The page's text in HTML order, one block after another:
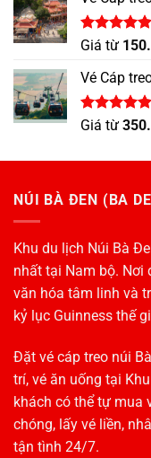
Được xếp
5 sao
Giá từ
Vé Cáp
Được xếp
Giá từ
NÚI BÀ ĐEN (BA
Khu du lịch Núi Bà
nhất tại Nam bộ. Nơi
văn hóa tâm linh và
kỷ lục Guinness thế
Đặt vé cáp treo núi
trí, vé ăn uống tại
khách có thể tự mua
chóng, lấy vé liền,
tận tình 24/7.